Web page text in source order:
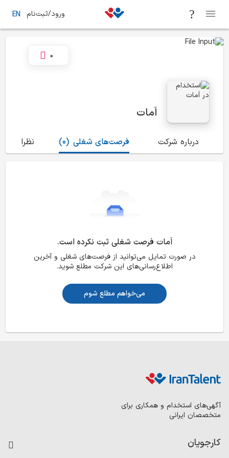
ورود/ثبت‌نام EN
اَمات
0
درباره شرکت (0) فرصت‌های شغلی نظرات
اَمات فرصت شغلی ثبت نکرده است.
در صورت تمایل می‌توانید از فرصت‌های شغلی و آخرین
اطلاع‌رسانی‌های این شرکت مطلع شوید.
می‌خواهم مطلع شوم
آگهی‌های استخدام و همکاری برای
متخصصان ایرانی
کارجویان